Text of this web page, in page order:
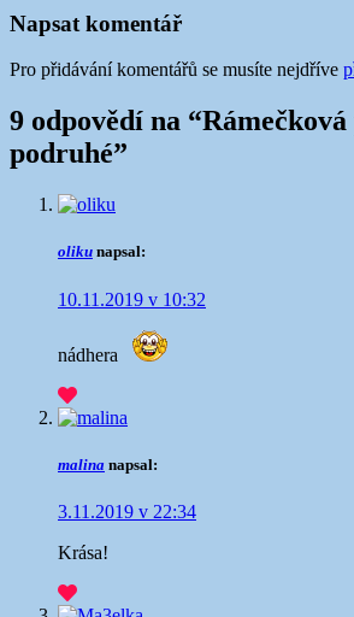
Napsat komentář
Pro přidávání komentářů se musíte nejdříve
9 odpovědí na “Rámečková
podruhé”
oliku napsal:
10.11.2019 v 10:32
nádhera
malina napsal:
3.11.2019 v 22:34
Krása!